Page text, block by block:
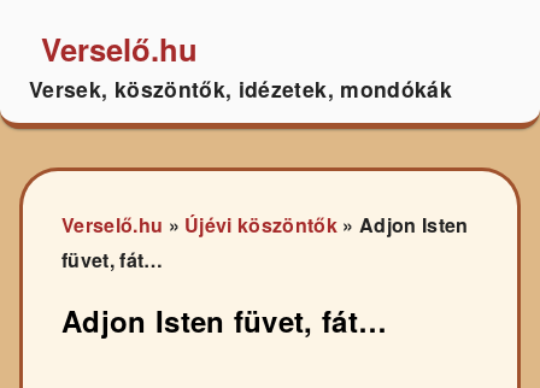
Verselő.hu
Versek, köszöntők, idézetek, mondókák
Verselő.hu » Újévi köszöntők» Adjon Isten
füvet, fát…
Adjon Isten füvet, fát…